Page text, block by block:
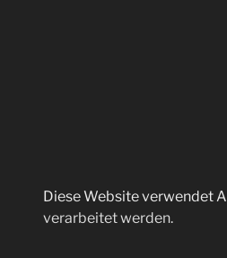
Diese Website verwendet
verarbeitet werden.